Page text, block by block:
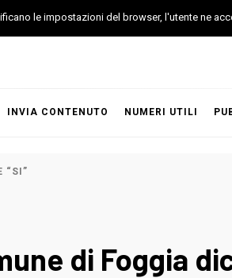
INVIA CONTENUTO NUMERI UTILI
“SI”
di Foggia
le impostazioni del browser, l'utente ne